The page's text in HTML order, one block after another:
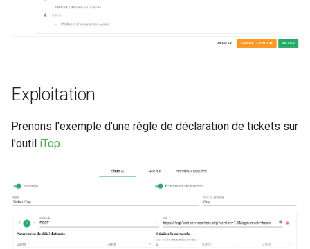
Exploitation
Prenons l'exemple d'une règle de déclaration de tickets sur
l'outil iTop.